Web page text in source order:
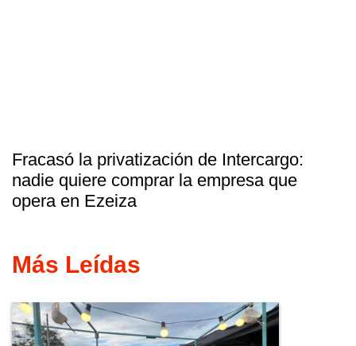
Fracasó la privatización de Intercargo:
nadie quiere comprar la empresa que
opera en Ezeiza
Más Leídas